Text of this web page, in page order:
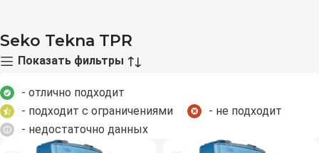
Seko Tekna TPR
Показать фильтры
- отлично подходит
- подходит с ограничениями
- не подходит
- недостаточно данных